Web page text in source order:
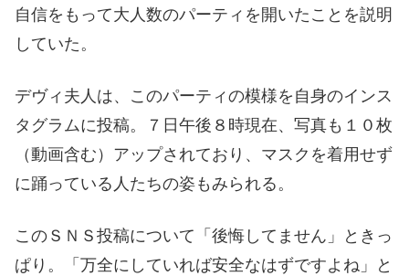
自信をもって大人数のパーティを開いたことを説明
していた。
デヴィ夫人は、このパーティの模様を自身のインス
タグラムに投稿。７日午後８時現在、写真も１０枚
（動画含む）アップされており、マスクを着用せず
に踊っている人たちの姿もみられる。
このＳＮＳ投稿について「後悔してません」ときっ
ぱり。「万全にしていれば安全なはずですよね」と